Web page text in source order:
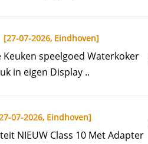
[27-07-2026, Eindhoven]
speelgoed Waterkoker
in eigen Display ..
07-2026, Eindhoven]
NIEUW Class 10 Met Adapter